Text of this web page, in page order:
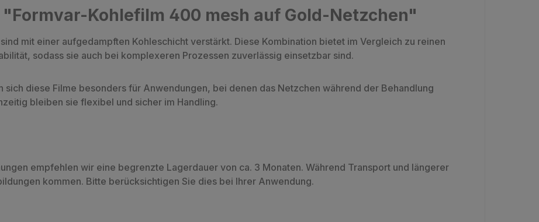
Kohlefilm 400 mesh auf Gold-Netzchen"
mit einer aufgedampften Kohleschicht verstärkt. Diese Kombination bietet im Vergleich zu reinen
sodass sie auch bei komplexeren Prozessen zuverlässig einsetzbar sind.
diese Filme besonders für Anwendungen, bei denen das Netzchen während der Behandlung
bleiben sie flexibel und sicher im Handling.
empfehlen wir eine begrenzte Lagerdauer von ca. 3 Monaten. Während Transport und längerer
kommen. Bitte berücksichtigen Sie dies bei Ihrer Anwendung.